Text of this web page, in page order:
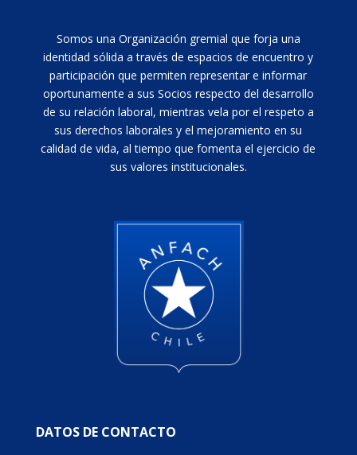
Somos una Organización gremial que forja una
identidad sólida a través de espacios de encuentro y
participación que permiten representar e informar
oportunamente a sus Socios respecto del desarrollo
de su relación laboral, mientras vela por el respeto a
sus derechos laborales y el mejoramiento en su
calidad de vida, al tiempo que fomenta el ejercicio de
sus valores institucionales.
DATOS DE CONTACTO